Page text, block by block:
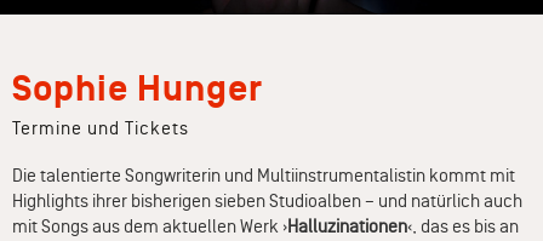
Sophie Hunger
Termine und Tickets
Die talentierte Songwriterin und Multiinstrumentalistin kommt mit
Highlights ihrer bisherigen sieben Studioalben – und natürlich auch
mit Songs aus dem aktuellen Werk ›Halluzinationen‹, das es bis an